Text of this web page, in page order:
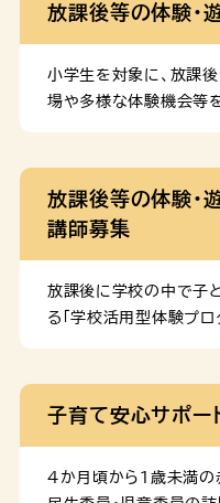
るお問合せ 名称：福岡
（委託先：スリール株
8335MAIL：
[…]
放課後等の体験・
小学生を対象に、放課
場や多様な体験機会等
放課後等の体験・
講師募集
放課後に学校の中で子
る「学校活用型体験プ
子育て安心サポー
４か月頃から１歳未満の